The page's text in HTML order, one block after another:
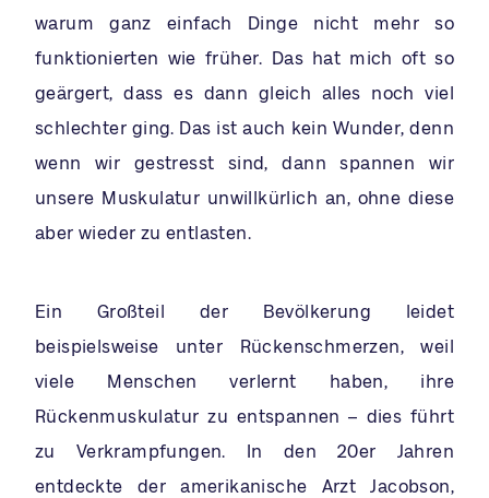
warum ganz einfach Dinge nicht mehr so
funktionierten wie früher. Das hat mich oft so
geärgert, dass es dann gleich alles noch viel
schlechter ging. Das ist auch kein Wunder, denn
wenn wir gestresst sind, dann spannen wir
unsere Muskulatur unwillkürlich an, ohne diese
aber wieder zu entlasten.
Ein Großteil der Bevölkerung leidet
beispielsweise unter Rückenschmerzen, weil
viele Menschen verlernt haben, ihre
Rückenmuskulatur zu entspannen – dies führt
zu Verkrampfungen. In den 20er Jahren
entdeckte der amerikanische Arzt Jacobson,